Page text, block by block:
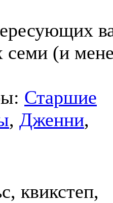
семи (и
Старшие
, Дженни,
квикстеп,